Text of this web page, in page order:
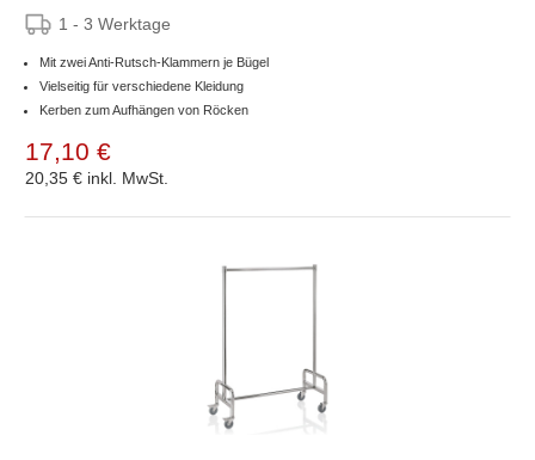
1 - 3 Werktage
Mit zwei Anti-Rutsch-Klammern je Bügel
Vielseitig für verschiedene Kleidung
Kerben zum Aufhängen von Röcken
17,10 €
20,35 € inkl. MwSt.